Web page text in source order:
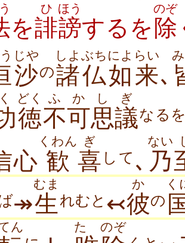
を誹
ひ
謗
ほう
するを 除
のぞ
沙
じや
の諸仏
しよぶち
如来
によらい
､
く
徳
どく
不可
ふか
思議
しぎ
なる
心 歓
くわん
喜
ぎ
して ､ 乃
ない
↠生
むま
れむと ↢彼
か
の
く
ん たゞ のぞ